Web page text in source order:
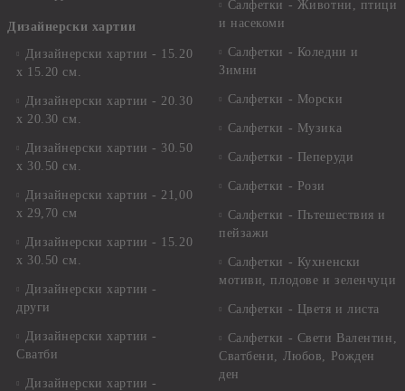
Дизайнерски хартии
Дизайнерски хартии - 15.20
х 15.20 см.
Дизайнерски хартии - 20.30
х 20.30 см.
Дизайнерски хартии - 30.50
х 30.50 см.
Дизайнерски хартии - 21,00
х 29,70 см
Дизайнерски хартии - 15.20
x 30.50 см.
Дизайнерски хартии -
други
Дизайнерски хартии -
Сватби
Дизайнерски хартии -
Салфетки - Животни, птици
и насекоми
Салфетки - Коледни и
Зимни
Салфетки - Морски
Салфетки - Музика
Салфетки - Пеперуди
Салфетки - Рози
Салфетки - Пътешествия и
пейзажи
Салфетки - Кухненски
мотиви, плодове и зеленчуци
Салфетки - Цветя и листа
Салфетки - Свети Валентин,
Сватбени, Любов, Рожден
ден